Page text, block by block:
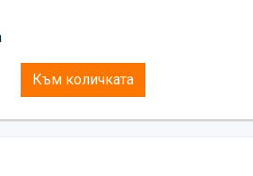
Към количката